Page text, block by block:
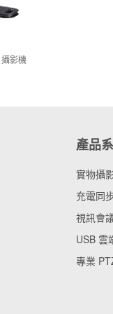
影機
產品
實物攝
充電同
視訊會
USB 雲
專業